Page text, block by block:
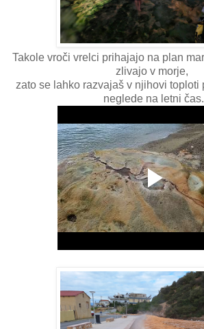
Takole vroči vrelci prihajajo na plan
zlivajo v morje,
zato se lahko razvajaš v njihovi toploti
neglede na letni čas.